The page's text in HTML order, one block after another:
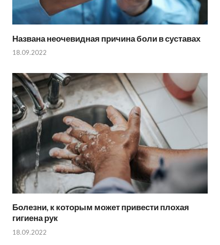
Названа неочевидная причина боли в суставах
18.09.2022
Болезни, к которым может привести плохая
гигиена рук
18.09.2022